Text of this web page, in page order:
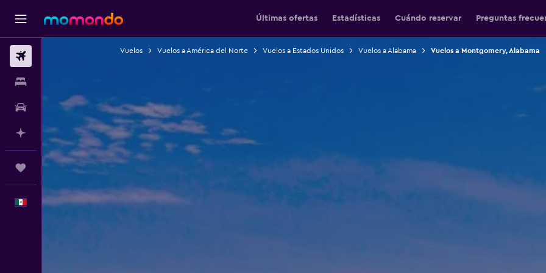
Últimas ofertas Estadísticas Cuándo reservar Preguntas
Autos
Planifica con IA
Trips
Español
Vuelos Vuelos a América del Norte Vuelos a Estados Unidos Vuelos a Alabama Vuelos a Montgomery, Alabama